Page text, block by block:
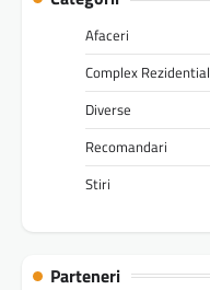
Afaceri
Complex Rezidential
Diverse
Recomandari
Stiri
Parteneri